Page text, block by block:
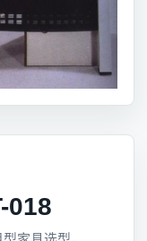
018